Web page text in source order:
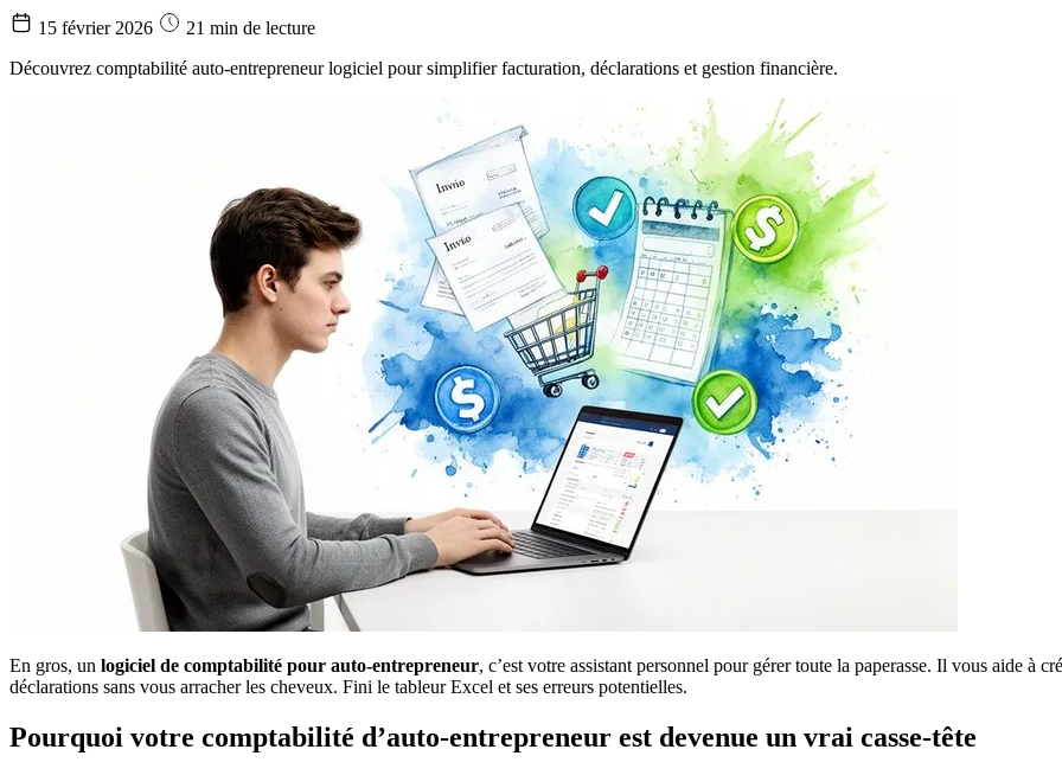
15 février 2026
21 min de lecture
Découvrez comptabilité auto-entrepreneur logiciel pour simplifier facturation, déclarations et gestion financière.
En gros, un logiciel de comptabilité pour auto-entrepreneur, c’est votre assistant personnel pour gérer toute la paperasse. Il vous aide à
déclarations sans vous arracher les cheveux. Fini le tableur Excel et ses erreurs potentielles.
Pourquoi votre comptabilité d’auto-entrepreneur est devenue un vrai casse-tête